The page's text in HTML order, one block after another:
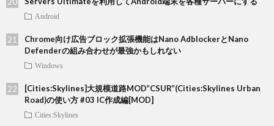
Android
Chrome向け広告ブロック拡張機能はNano AdblockerとNano
Defenderの組み合わせが最強かもしれない
Windows
[Cities:Skylines]大規模道路MOD”CSUR”(Cities:Skylines Urban
Road)の使い方 #03 IC作成編[MOD]
Cities:Skylines